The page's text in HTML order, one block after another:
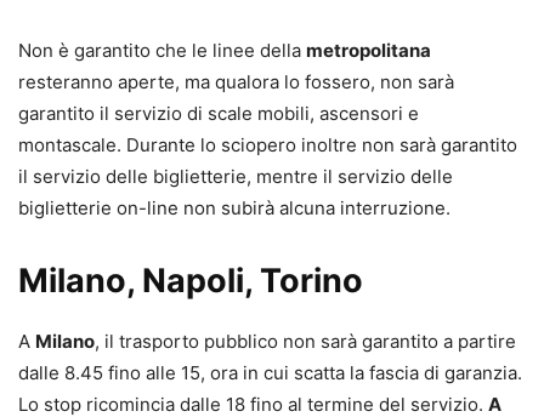
Non è garantito che le linee della metropolitana
resteranno aperte, ma qualora lo fossero, non sarà
garantito il servizio di scale mobili, ascensori e
montascale. Durante lo sciopero inoltre non sarà garantito
il servizio delle biglietterie, mentre il servizio delle
biglietterie on-line non subirà alcuna interruzione.
Milano, Napoli, Torino
A Milano, il trasporto pubblico non sarà garantito a partire
dalle 8.45 fino alle 15, ora in cui scatta la fascia di garanzia.
Lo stop ricomincia dalle 18 fino al termine del servizio. A